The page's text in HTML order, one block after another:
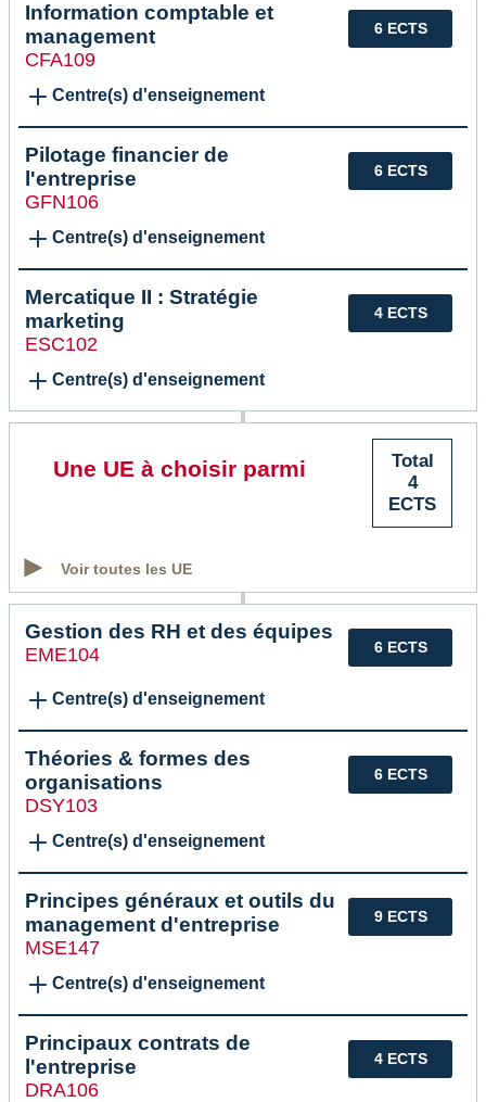
6 ECTS
Information comptable et
management
CFA109
Centre(s) d'enseignement
6 ECTS
Pilotage financier de
l'entreprise
GFN106
Centre(s) d'enseignement
4 ECTS
Mercatique II : Stratégie
marketing
ESC102
Centre(s) d'enseignement
Total
4
ECTS
Une UE à choisir parmi
Voir toutes les UE
6 ECTS
Gestion des RH et des équipes
EME104
Centre(s) d'enseignement
6 ECTS
Théories & formes des
organisations
DSY103
Centre(s) d'enseignement
9 ECTS
Principes généraux et outils du
management d'entreprise
MSE147
Centre(s) d'enseignement
4 ECTS
Principaux contrats de
l'entreprise
DRA106